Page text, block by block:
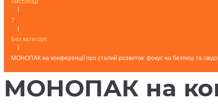
|
7
|
Без категорії
|
МОНОПАК на конференції про сталий розвиток: фокус на безпеці та
МОНОПАК на